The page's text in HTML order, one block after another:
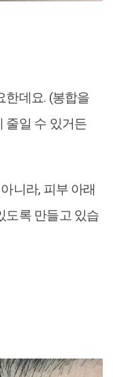
한데요. (봉합을
줄일 수 있거든
니라, 피부 아래
도록 만들고 있습